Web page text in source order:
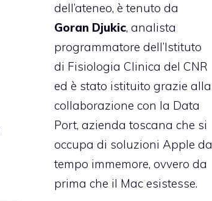
dell’ateneo, è tenuto da
Goran Djukic, analista
programmatore dell’Istituto
di Fisiologia Clinica del CNR
ed è stato istituito grazie alla
collaborazione con la Data
Port, azienda toscana che si
occupa di soluzioni Apple da
tempo immemore, ovvero da
prima che il Mac esistesse.